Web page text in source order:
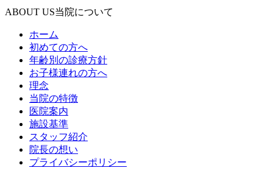
ABOUT US当院について
ホーム
初めての方へ
年齢別の診療方針
お子様連れの方へ
理念
当院の特徴
医院案内
施設基準
スタッフ紹介
院長の想い
プライバシーポリシー